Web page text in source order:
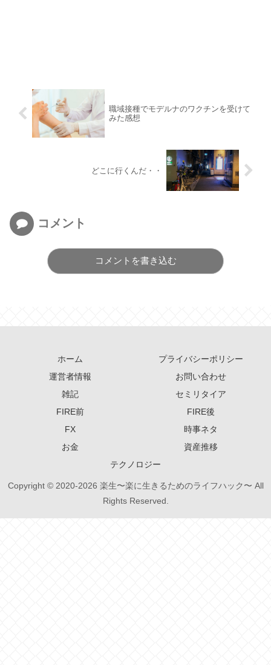
職域接種でモデルナのワクチンを受けて
みた感想
どこに行くんだ・・
コメント
コメントを書き込む
ホーム
プライバシーポリシー
運営者情報
お問い合わせ
雑記
セミリタイア
FIRE前
FIRE後
FX
時事ネタ
お金
資産推移
テクノロジー
Copyright © 2020-2026 楽生〜楽に生きるためのライフハック〜 All
Rights Reserved.